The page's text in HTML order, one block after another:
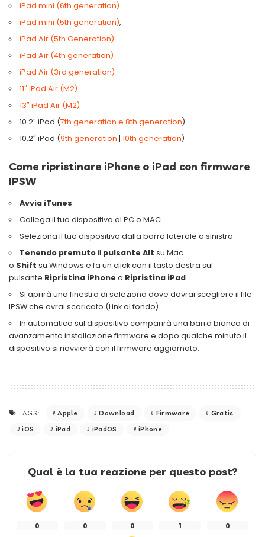
iPad mini (6th generation)
iPad mini (5th generation),
iPad Air (5th Generation)
iPad Air (4th generation)
iPad Air (3rd generation)
11″ iPad Air (M2)
13″ iPad Air (M2)
10.2″ iPad (7th generation e 8th generation)
10.2″ iPad (9th generation | 10th generation)
Come ripristinare iPhone o iPad con firmware
IPSW
Avvia iTunes.
Collega il tuo dispositivo al PC o MAC.
Seleziona il tuo dispositivo dalla barra laterale a sinistra.
Tenendo premutoil pulsante Alt su Mac
o Shift su Windows e fa un click con il tasto destra sul
pulsante Ripristina iPhone o Ripristina iPad.
Si aprirà una finestra di seleziona dove dovrai scegliere il file
IPSW che avrai scaricato (Link al fondo).
In automatico sul dispositivo comparirà una barra bianca di
avanzamento installazione firmware e dopo qualche minuto il
dispositivo si riavvierà con il firmware aggiornato.
TAGS: Apple Download Firmware
Gratis
iOS
iPad iPadOS iPhone
Qual è la tua reazione per questo post?
0 0 0 1 0